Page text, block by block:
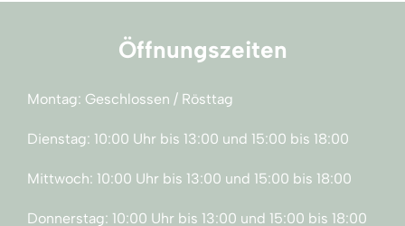
Öffnungszeiten
Montag: Geschlossen / Rösttag
Dienstag: 10:00 Uhr bis 13:00 und 15:00 bis 18:00
Mittwoch: 10:00 Uhr bis 13:00 und 15:00 bis 18:00
Donnerstag: 10:00 Uhr bis 13:00 und 15:00 bis 18:00